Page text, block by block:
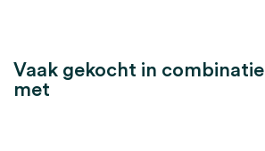
Vaak gekocht in combinatie
met